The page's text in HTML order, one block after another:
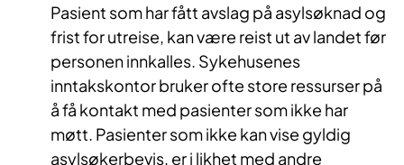
Pasient som har fått avslag på asylsøknad og
frist for utreise, kan være reist ut av landet før
personen innkalles. Sykehusenes
inntakskontor bruker ofte store ressurser på
å få kontakt med pasienter som ikke har
møtt. Pasienter som ikke kan vise gyldig
asylsøkerbevis, er i likhet med andre